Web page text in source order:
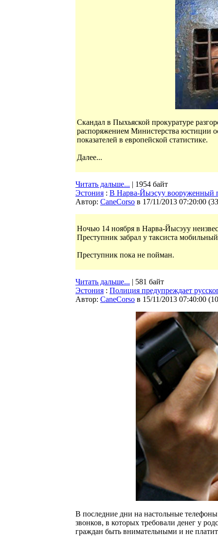
Скандал в Пыхьяской прокуратуре
распоряжением Министерства юстиции
показателей в европейской статистике.
Далее...
Читать дальше... | 1954 байт
Эстония : В Нарва-Йыэсуу вооруженный
Автор: CaneCorso в 17/11/2013 07:20:00 (
Ночью 14 ноября в Нарва-Йысэуу
Преступник забрал у таксиста
Преступник пока не пойман.
Читать дальше... | 581 байт
Эстония : Полиция предупреждает
Автор: CaneCorso в 15/11/2013 07:40:00 (
В последние дни на настольные
звонков, в которых требовали денег у
граждан быть внимательными и не